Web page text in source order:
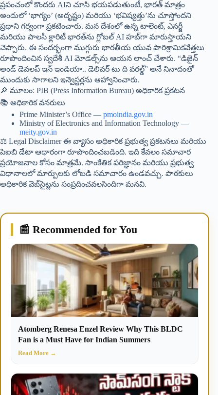
ప్రపంచంలో కొందరు AIని చూసి భయపడుతుంటే, భారత్ మాత్రం
అందులో ‘భాగ్యం’ (అదృష్టం) మరియు ‘భవిష్యత్తు’ను చూస్తోందని
ప్రధాని గర్వంగా ప్రకటించారు. మన దేశంలో ఉన్న టాలెంట్, ఎనర్జీ
మరియు పాలసీ క్లారిటీ భారత్‌ను గ్లోబల్ AI హబ్‌గా మారుస్తాయని
చెప్పారు. ఈ సందర్భంగా ముగ్గురు భారతీయ యువ పారిశ్రామికవేత్తలు
రూపొందించిన స్వదేశీ AI మోడల్స్‌ను ఆయన లాంచ్ చేశారు. “డిజైన్
అండ్ డెవలప్ ఇన్ ఇండియా.. డెలివర్ టు ది వరల్డ్” అనే నినాదంతో
ముందుకు సాగాలని ఇన్వెస్టర్లను ఆహ్వానించారు.
🔎 మూలం: PIB (Press Information Bureau) అధికారిక ప్రకటన
📚 అధికారిక వనరులు
Prime Minister’s Office — pmoindia.gov.in
Ministry of Electronics and Information Technology —
meity.gov.in
⚖ Legal Disclaimer ఈ వ్యాసం అధికారిక ప్రభుత్వ ప్రకటనలు మరియు
పిఐబి డేటా ఆధారంగా రూపొందించబడింది. ఇది కేవలం సమాచార
ప్రయోజనాల కోసం మాత్రమే. సాంకేతిక పరిజ్ఞానం మరియు ప్రభుత్వ
విధానాలలో మార్పులకు లోబడి సమాచారం ఉండవచ్చు. పాఠకులు
అధికారిక వెబ్‌సైట్లను సంప్రదించవలసిందిగా మనవి.
📰 Recommended for You
Atomberg Renesa Enzel Review Why This BLDC
Fan is a Must Have for Indian Summers
Read More →